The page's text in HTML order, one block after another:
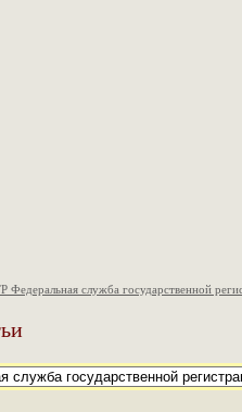
служба государственной